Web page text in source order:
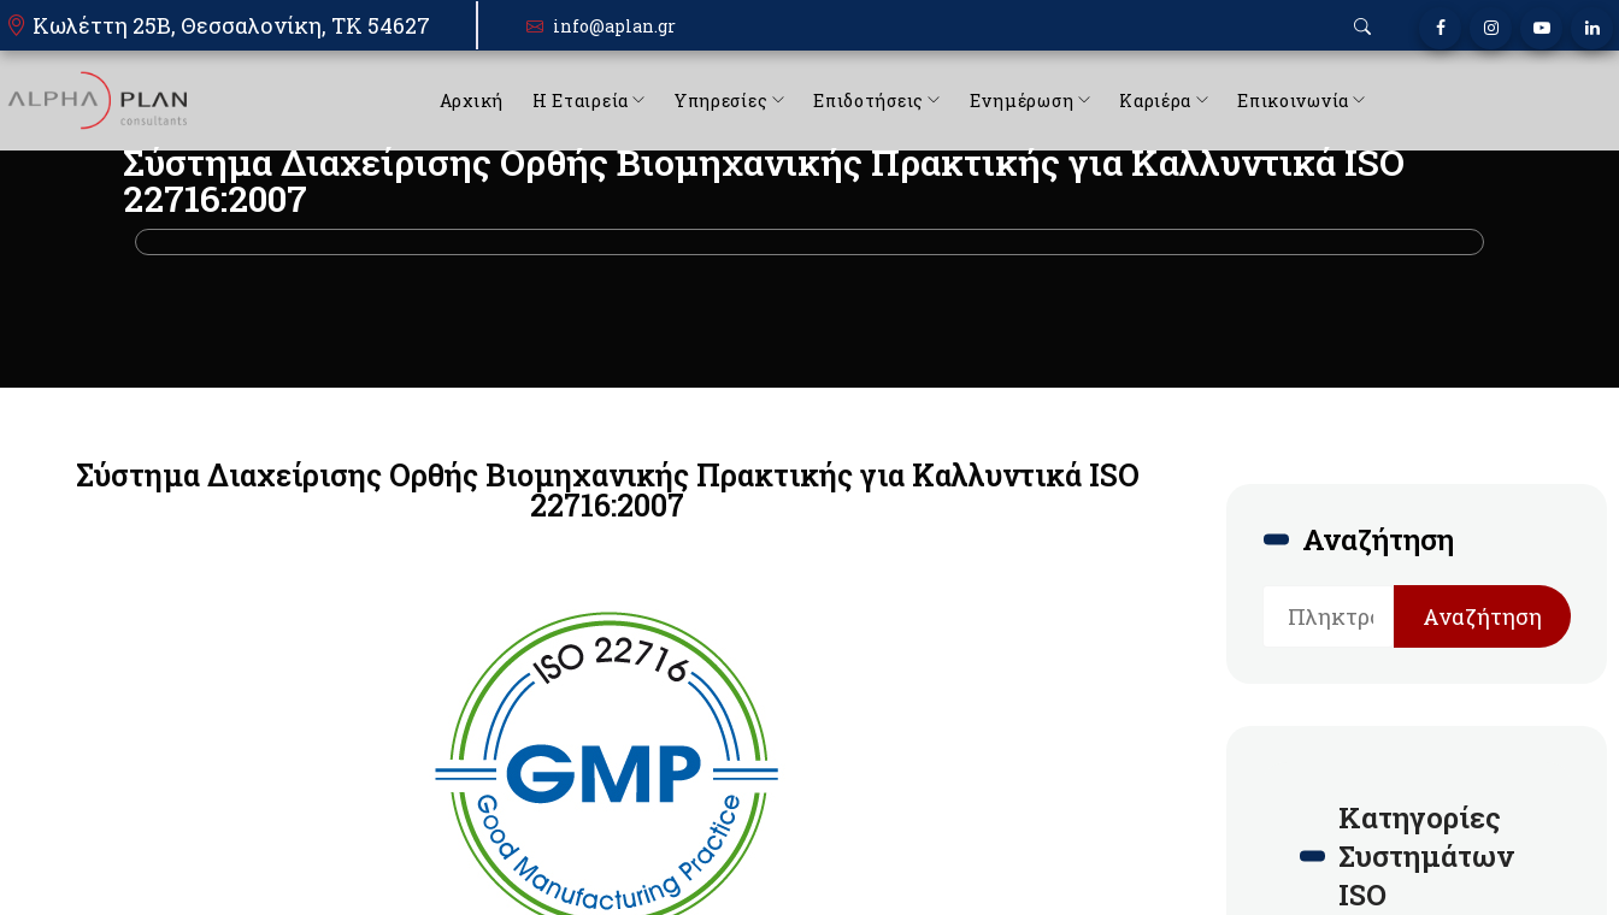
Κωλέττη 25Β, Θεσσαλονίκη, TK 54627 info@aplan.gr
Αρχική Η Εταιρεία Υπηρεσίες Επιδοτήσεις Ενημέρωση Καριέρα Επικοινωνία
Σύστημα Διαχείρισης Ορθής Βιομηχανικής Πρακτικής για Καλλυντικά ISO
22716:2007
Σύστημα Διαχείρισης Ορθής Βιομηχανικής Πρακτικής για Καλλυντικά ISO
22716:2007
Αναζήτηση
Αναζήτηση
Κατηγορίες
Συστημάτων
ISO